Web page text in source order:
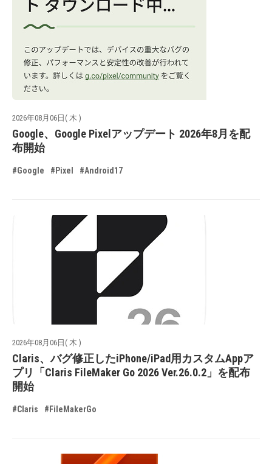
2026年08月06日( 木 )
Google、Google Pixelアップデート 2026年8月を配
布開始
#Google #Pixel #Android17
2026年08月06日( 木 )
Claris、バグ修正したiPhone/iPad用カスタムAppア
プリ「Claris FileMaker Go 2026 Ver.26.0.2」を配布
開始
#Claris #FileMakerGo